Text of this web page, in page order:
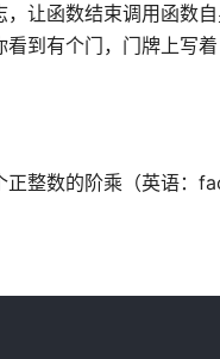
让函数结束调用函数自
到有个门，门牌上写
整数的阶乘（英语